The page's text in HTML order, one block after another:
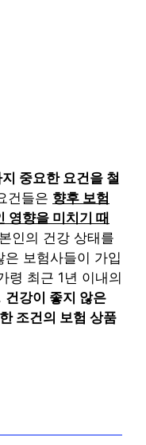
중요한 요건을 철
건들은 향후 보험
영향을 미치기 때
인의 건강 상태를
보험사들이 가입
령 최근 1년 이내의
건강이 좋지 않은
조건의 보험 상품